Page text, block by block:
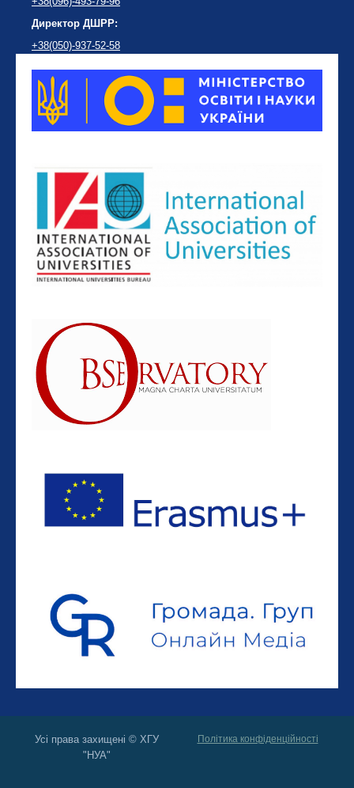
Директор ДШРР:
+38(050)-937-52-58
Усі права захищені © ХГУ
"НУА"
Політика конфіденційності